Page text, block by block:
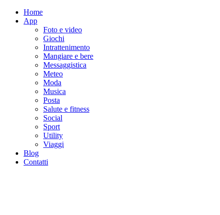
Home
App
Foto e video
Giochi
Intrattenimento
Mangiare e bere
Messaggistica
Meteo
Moda
Musica
Posta
Salute e fitness
Social
Sport
Utility
Viaggi
Blog
Contatti